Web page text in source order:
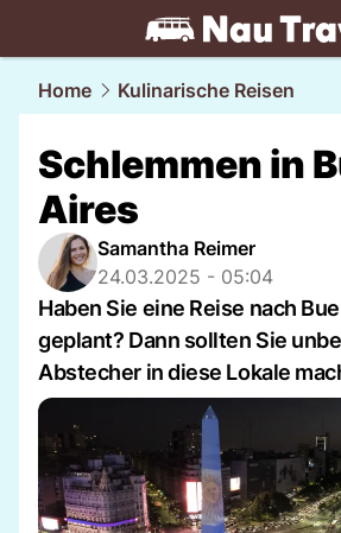
travel.NAU.ch
Home Kulinarische Reisen
Schlemmen in
Aires
Samantha Reimer
24.03.2025 - 05:04
Haben Sie eine Reise nach
geplant? Dann sollten Sie
Abstecher in diese Lokale